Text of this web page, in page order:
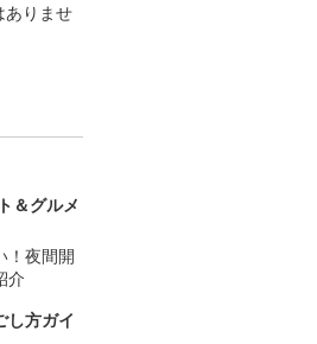
ありませ
＆グルメ
！夜間開
介
し方ガイ